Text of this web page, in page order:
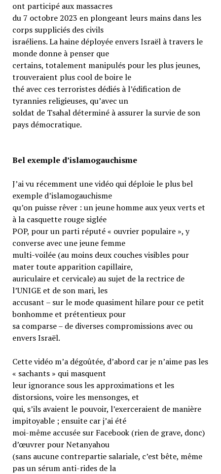
ont participé aux massacres
du 7 octobre 2023 en plongeant leurs mains dans les
corps suppliciés des civils
israéliens. La haine déployée envers Israël à travers le
monde donne à penser que
certains, totalement manipulés pour les plus jeunes,
trouveraient plus cool de boire le
thé avec ces terroristes dédiés à l’édification de
tyrannies religieuses, qu’avec un
soldat de Tsahal déterminé à assurer la survie de son
pays démocratique.
Bel exemple d’islamogauchisme
J’ai vu récemment une vidéo qui déploie le plus bel
exemple d’islamogauchisme
qu’on puisse rêver : un jeune homme aux yeux verts et
à la casquette rouge siglée
POP, pour un parti réputé « ouvrier populaire », y
converse avec une jeune femme
multi-voilée (au moins deux couches visibles pour
mater toute apparition capillaire,
auriculaire et cervicale) au sujet de la rectrice de
l’UNIGE et de son mari, les
accusant – sur le mode quasiment hilare pour ce petit
bonhomme et prétentieux pour
sa comparse – de diverses compromissions avec ou
envers Israël.
Cette vidéo m’a dégoûtée, d’abord car je n’aime pas les
« sachants » qui masquent
leur ignorance sous les approximations et les
distorsions, voire les mensonges, et
qui, s’ils avaient le pouvoir, l’exerceraient de manière
impitoyable ; ensuite car j’ai été
moi-même accusée sur Facebook (rien de grave, donc)
d’œuvrer pour Netanyahou
(sans aucune contrepartie salariale, c’est bête, même
pas un sérum anti-rides de la